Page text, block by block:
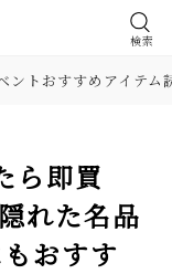
検索
ントおすすめアイテム
ら即買
れた名品
おすす